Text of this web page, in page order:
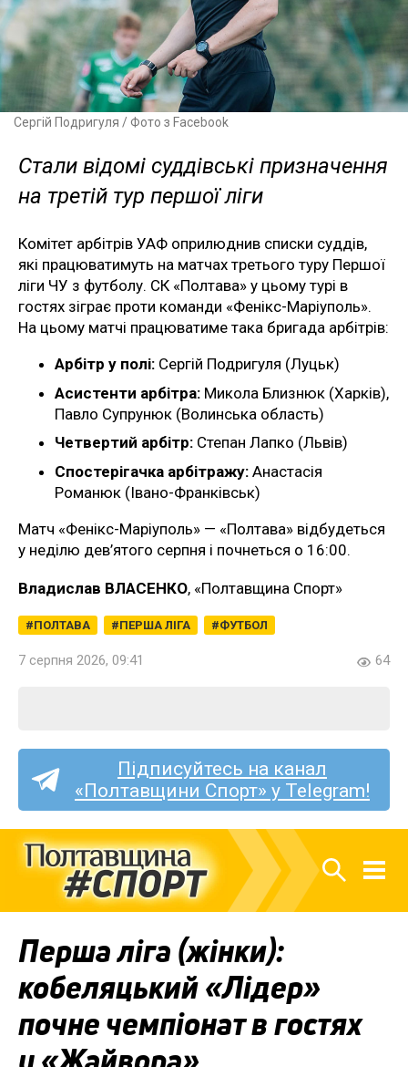
Сергій Подригуля / Фото з Facebook
Стали відомі суддівські призначення
на третій тур першої ліги
Комітет арбітрів УАФ оприлюднив списки суддів,
які працюватимуть на матчах третього туру Першої
ліги ЧУ з футболу. СК «Полтава» у цьому турі в
гостях зіграє проти команди «Фенікс-Маріуполь».
На цьому матчі працюватиме така бригада арбітрів:
Арбітр у полі: Сергій Подригуля (Луцьк)
Асистенти арбітра: Микола Близнюк (Харків),
Павло Супрунюк (Волинська область)
Четвертий арбітр: Степан Лапко (Львів)
Спостерігачка арбітражу: Анастасія
Романюк (Івано-Франківськ)
Матч «Фенікс-Маріуполь» — «Полтава» відбудеться
у неділю дев’ятого серпня і почнеться о 16:00.
Владислав ВЛАСЕНКО, «Полтавщина Спорт»
ПОЛТАВА ПЕРША ЛІГА ФУТБОЛ
7 серпня 2026, 09:41 64
Підписуйтесь на канал
«Полтавщини Спорт» у Telegram!
Перша ліга (жінки):
кобеляцький «Лідер»
почне чемпіонат в гостях